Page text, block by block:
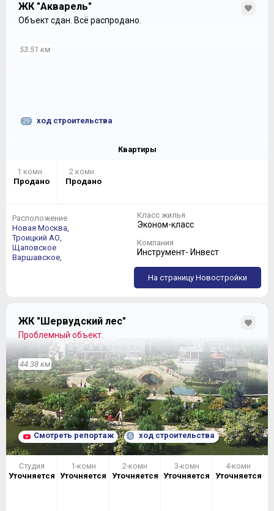
ЖК "Акварель"
Объект сдан. Всё распродано.
53.51 км
29 ход строительства
Квартиры
1 комн.
Продано
2 комн.
Продано
Расположение
Новая Москва,
Троицкий АО,
Щаповское
Варшавское,
Класс жилья
Эконом-класс
Компания
Инструмент- Инвест
На страницу Новостройки
ЖК "Шервудский лес"
Проблемный объект.
44.38 км
Смотреть репортаж 6 ход строительства
Студия
Уточняется
1-комн
Уточняется
2-комн
Уточняется
3-комн
Уточняется
4-комн
Уточняется